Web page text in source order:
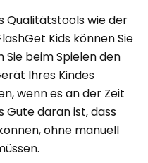
Qualitätstools wie der
Kids können Sie
beim Spielen den
Ihres Kindes
wenn es an der Zeit
Gute daran ist, dass
ohne manuell